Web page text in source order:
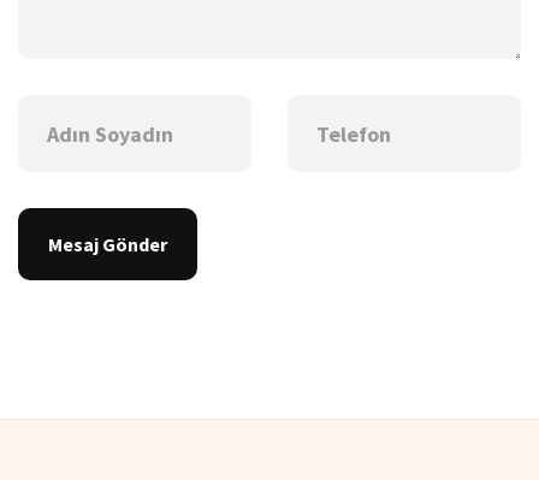
Mesaj Gönder